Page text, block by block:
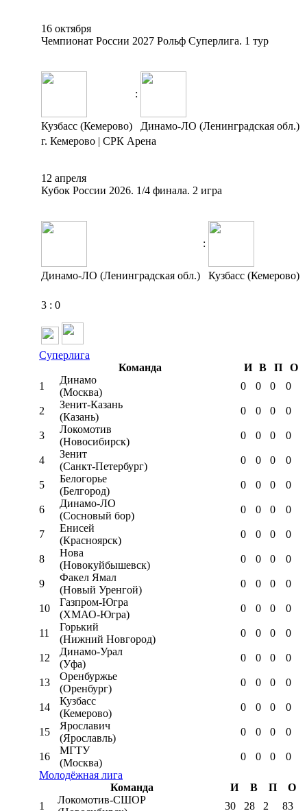
16 октября
Чемпионат России 2027 Рольф Суперлига. 1 тур
:
Кузбасс (Кемерово)
Динамо-ЛО (Ленинградская обл.)
г. Кемерово | СРК Арена
12 апреля
Кубок России 2026. 1/4 финала. 2 игра
:
Динамо-ЛО (Ленинградская обл.) Кузбасс (Кемерово)
3 : 0
Суперлига
Команда
И В П
О
1
Динамо
(Москва)
0 0 0 0
2
Зенит-Казань
(Казань)
0 0 0 0
3
Локомотив
(Новосибирск)
0 0 0 0
4
Зенит
(Санкт-Петербург)
0 0 0 0
5
Белогорье
(Белгород)
0 0 0 0
6
Динамо-ЛО
(Сосновый бор)
0 0 0 0
7
Енисей
(Красноярск)
0 0 0 0
8
Нова
(Новокуйбышевск)
0 0 0 0
9
Факел Ямал
(Новый Уренгой)
0 0 0 0
10
Газпром-Югра
(ХМАО-Югра)
0 0 0 0
11
Горький
(Нижний Новгород)
0 0 0 0
12
Динамо-Урал
(Уфа)
0 0 0 0
13
Оренбуржье
(Оренбург)
0 0 0 0
14
Кузбасс
(Кемерово)
0 0 0 0
15
Ярославич
(Ярославль)
0 0 0 0
16
МГТУ
(Москва)
0 0 0
0
Молодёжная лига
Команда
И В П
О
1
Локомотив-CШОР
30 28 2 83